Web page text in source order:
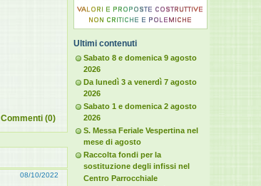
Commenti (0)
08/10/2022
Ultimi contenuti
Sabato 8 e domenica 9 agosto
2026
Da lunedì 3 a venerdì 7 agosto
2026
Sabato 1 e domenica 2 agosto
2026
S. Messa Feriale Vespertina nel
mese di agosto
Raccolta fondi per la
sostituzione degli infissi nel
Centro Parrocchiale